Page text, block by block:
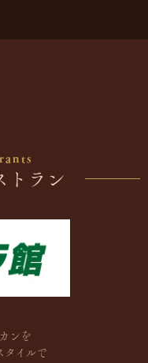
トラン
ンを
タイルで